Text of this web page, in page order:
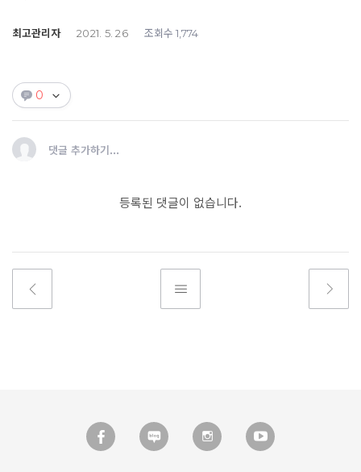
최고관리자 2021. 5. 26 조회수 1,774
0
댓글 추가하기...
등록된 댓글이 없습니다.